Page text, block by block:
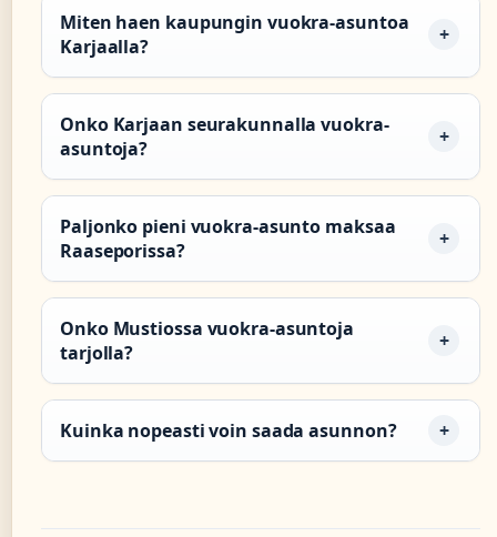
Miten haen kaupungin vuokra-asuntoa
Karjaalla?
Onko Karjaan seurakunnalla vuokra-
asuntoja?
Paljonko pieni vuokra-asunto maksaa
Raaseporissa?
Onko Mustiossa vuokra-asuntoja
tarjolla?
Kuinka nopeasti voin saada asunnon?